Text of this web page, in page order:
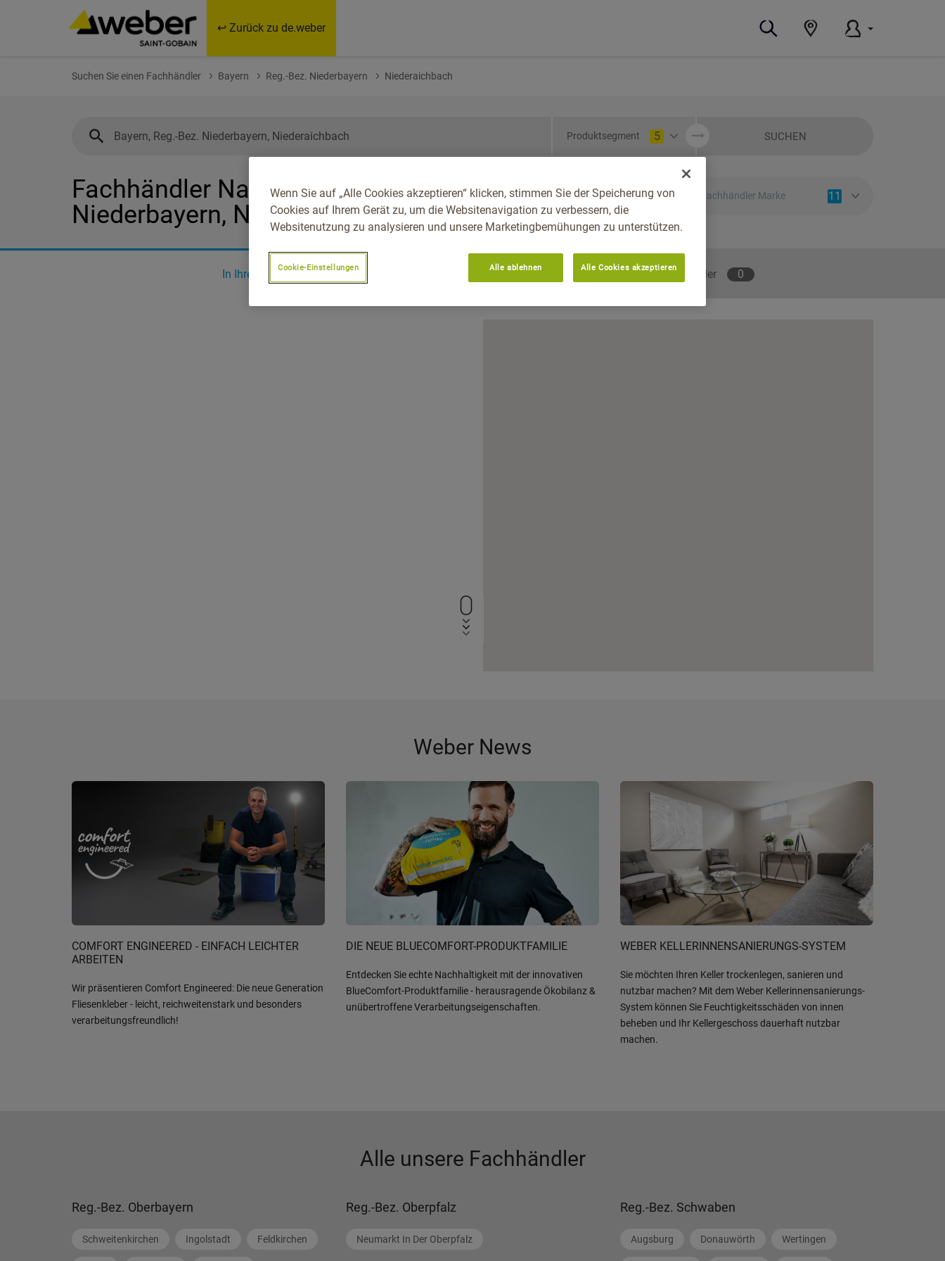
↩ Zurück zu de.weber
Suchen Sie einen Fachhändler Bayern Reg.-Bez. Niederbayern Niederaichbach
Produktsegment 5 SUCHEN
Fachhändler Nahe Bayern, Reg.-Bez.
Niederbayern, Niederaichbach
Fachhändler Marke 11
In Ihrer Nähe 0 Empfohlene Fachhändler 0
Weber News
COMFORT ENGINEERED - EINFACH LEICHTER
ARBEITEN
Wir präsentieren Comfort Engineered: Die neue Generation
Fliesenkleber - leicht, reichweitenstark und besonders
verarbeitungsfreundlich!
DIE NEUE BLUECOMFORT-PRODUKTFAMILIE
Entdecken Sie echte Nachhaltigkeit mit der innovativen
BlueComfort-Produktfamilie - herausragende Ökobilanz &
unübertroffene Verarbeitungseigenschaften.
WEBER KELLERINNENSANIERUNGS-SYSTEM
Sie möchten Ihren Keller trockenlegen, sanieren und
nutzbar machen? Mit dem Weber Kellerinnensanierungs-
System können Sie Feuchtigkeitsschäden von innen
beheben und Ihr Kellergeschoss dauerhaft nutzbar
machen.
Alle unsere Fachhändler
Reg.-Bez. Oberbayern
Schweitenkirchen Ingolstadt Feldkirchen
Reg.-Bez. Oberpfalz
Neumarkt In Der Oberpfalz
Reg.-Bez. Schwaben
Augsburg Donauwörth Wertingen
Wenn Sie auf „Alle Cookies akzeptieren“ klicken, stimmen Sie der Speicherung von
Cookies auf Ihrem Gerät zu, um die Websitenavigation zu verbessern, die
Websitenutzung zu analysieren und unsere Marketingbemühungen zu unterstützen.
Cookie-Einstellungen Alle ablehnen Alle Cookies akzeptieren